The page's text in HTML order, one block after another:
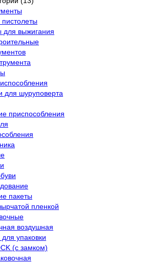
для выжигания
для шуруповерта
приспособления
пакеты
пленкой
воздушная
упаковки
(с замком)